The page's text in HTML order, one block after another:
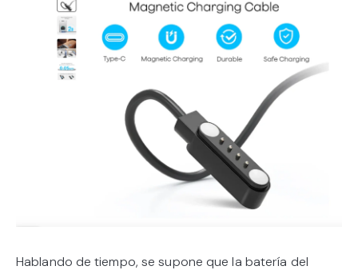
Hablando de tiempo, se supone que la batería del